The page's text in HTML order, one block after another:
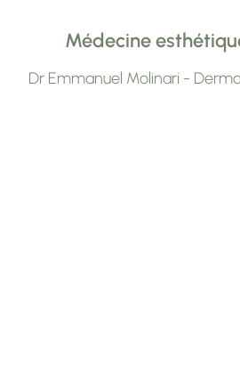
Médecine
Dr Emmanuel Molinari -